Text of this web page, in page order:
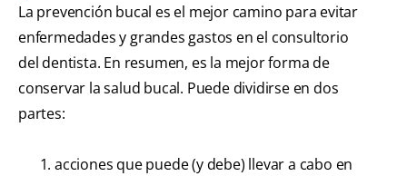
La prevención bucal es el mejor camino para evitar
enfermedades y grandes gastos en el consultorio
del dentista. En resumen, es la mejor forma de
conservar la salud bucal. Puede dividirse en dos
partes:
acciones que puede (y debe) llevar a cabo en